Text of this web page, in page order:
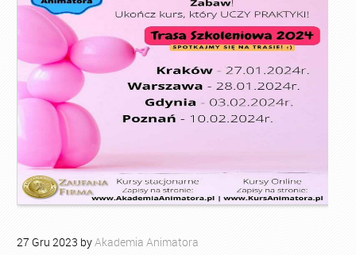
27 Gru 2023 byAkademia Animatora